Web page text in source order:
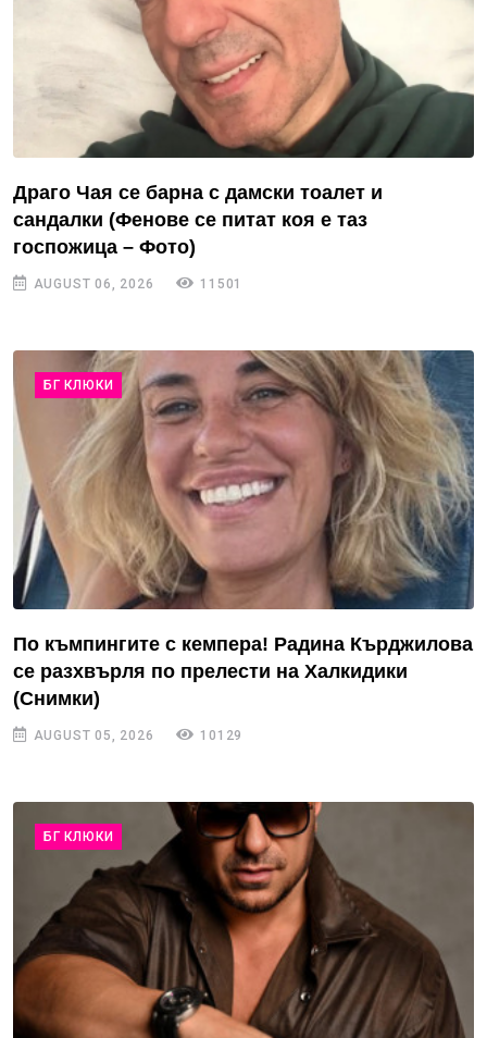
Драго Чая се барна с дамски тоалет и
сандалки (Фенове се питат коя е таз
госпожица – Фото)
AUGUST 06, 2026 11501
БГ КЛЮКИ
По къмпингите с кемпера! Радина Кърджилова
се разхвърля по прелести на Халкидики
(Снимки)
AUGUST 05, 2026 10129
БГ КЛЮКИ